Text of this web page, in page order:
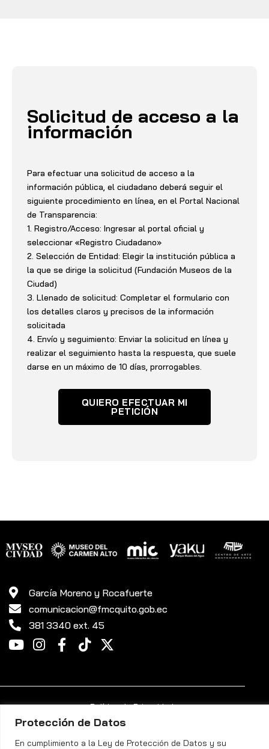
Protección de Datos
En cumplimiento a la Ley de Protección de Datos y su
Solicitud de acceso a la
información
Para efectuar una solicitud de acceso a la
información pública, el ciudadano deberá seguir el
siguiente procedimiento en línea, en el Portal Nacional
de Transparencia:
1. Registro/Acceso: Ingresar al portal oficial y
seleccionar «Registro Ciudadano»
2. Selección de Entidad: Elegir la institución pública a
la que se dirige la solicitud (Fundación Museos de la
Ciudad)
3. Llenado de solicitud: Completar el formulario con
los detalles claros y precisos de la información
solicitada
4. Envío y seguimiento: Enviar la solicitud en línea y
realizar el seguimiento hasta la respuesta, que suele
darse en un máximo de 10 días, prorrogables.
QUIERO EFECTUAR MI
PETICIÓN
García Moreno y Rocafuerte
comunicacion@fmcquito.gob.ec
381 3340 ext. 45
Política de Privacidad
Fundación Museos de la Ciudad Quito ©. Todos los Derechos
Reservados.